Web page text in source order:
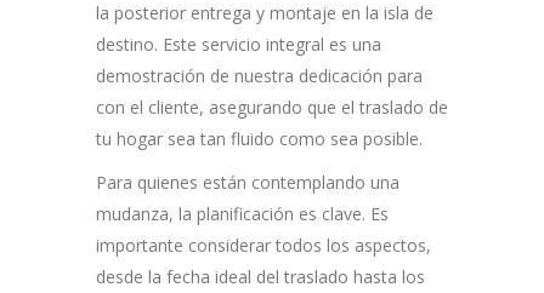
la posterior entrega y montaje en la isla de
destino. Este servicio integral es una
demostración de nuestra dedicación para
con el cliente, asegurando que el traslado de
tu hogar sea tan fluido como sea posible.
Para quienes están contemplando una
mudanza, la planificación es clave. Es
importante considerar todos los aspectos,
desde la fecha ideal del traslado hasta los